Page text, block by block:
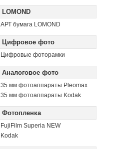
LOMOND
АРТ бумага LOMOND
Цифровое фото
Цифровые фоторамки
Аналоговое фото
35 мм фотоаппараты Pleomax
35 мм фотоаппараты Kodak
Фотопленка
FujiFilm Superia NEW
Kodak